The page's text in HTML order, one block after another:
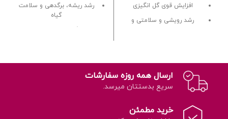
افزایش قوی گل انگیزی
رشد رویشی و سلامتی و
رشد ریشه، برگدهی و سلامت
گیاه
ارسال همه روزه سفارشات
سریع بدستتان میرسد.
خرید مطمئن